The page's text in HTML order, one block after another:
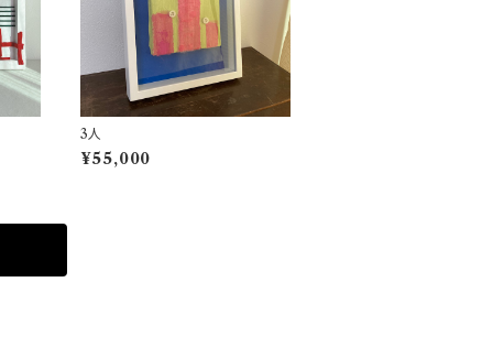
3人
¥55,000